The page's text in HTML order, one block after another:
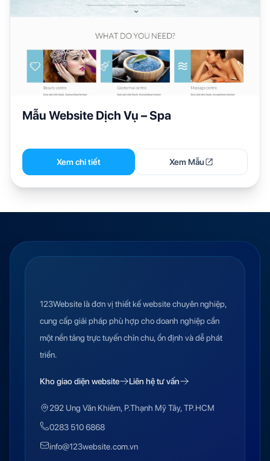
Mẫu Website Dịch Vụ – Spa
Xem chi tiết Xem Mẫu
123Website là đơn vị thiết kế website chuyên nghiệp,
cung cấp giải pháp phù hợp cho doanh nghiệp cần
một nền tảng trực tuyến chỉn chu, ổn định và dễ phát
triển.
Kho giao diện website Liên hệ tư vấn
292 Ung Văn Khiêm, P.Thạnh Mỹ Tây, TP.HCM
0283 510 6868
info@123website.com.vn